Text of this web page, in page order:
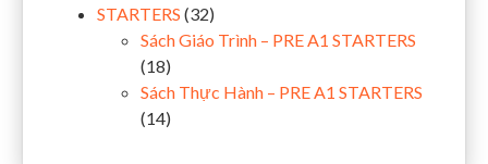
STARTERS (32)
Sách Giáo Trình – PRE A1 STARTERS
(18)
Sách Thực Hành – PRE A1 STARTERS
(14)